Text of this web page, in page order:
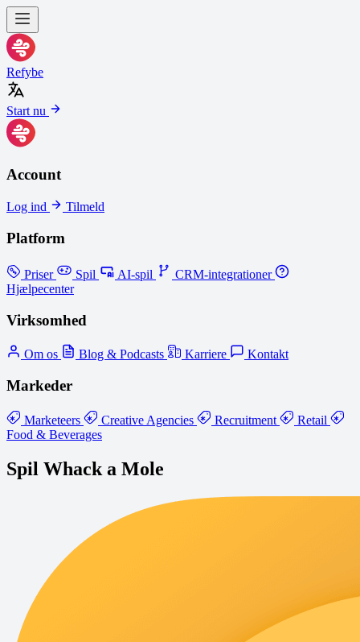
Refybe
Start nu
Account
Log ind Tilmeld
Platform
Priser Spil AI-spil
CRM-integrationer
Hjælpecenter
Virksomhed
Om os Blog & Podcasts Karriere Kontakt
Markeder
Marketeers Creative Agencies Recruitment
Retail
Food & Beverages
Spil Whack a Mole